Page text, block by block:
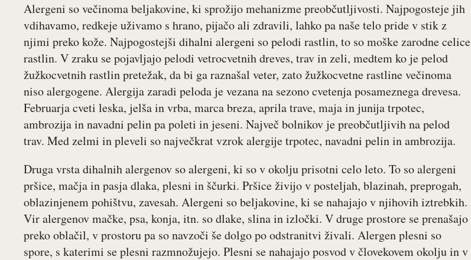
Alergeni so večinoma beljakovine, ki sprožijo mehanizme preobčutljivosti. Najpogosteje jih
vdihavamo, redkeje uživamo s hrano, pijačo ali zdravili, lahko pa naše telo pride v stik z
njimi preko kože. Najpogostejši dihalni alergeni so pelodi rastlin, to so moške zarodne celice
rastlin. V zraku se pojavljajo pelodi vetrocvetnih dreves, trav in zeli, medtem ko je pelod
žužkocvetnih rastlin pretežak, da bi ga raznašal veter, zato žužkocvetne rastline večinoma
niso alergogene. Alergija zaradi peloda je vezana na sezono cvetenja posameznega drevesa.
Februarja cveti leska, jelša in vrba, marca breza, aprila trave, maja in junija trpotec,
ambrozija in navadni pelin pa poleti in jeseni. Največ bolnikov je preobčutljivih na pelod
trav. Med zelmi in pleveli so največkrat vzrok alergije trpotec, navadni pelin in ambrozija.
Druga vrsta dihalnih alergenov so alergeni, ki so v okolju prisotni celo leto. To so alergeni
pršice, mačja in pasja dlaka, plesni in ščurki. Pršice živijo v posteljah, blazinah, preprogah,
oblazinjenem pohištvu, zavesah. Alergeni so beljakovine, ki se nahajajo v njihovih iztrebkih.
Vir alergenov mačke, psa, konja, itn. so dlake, slina in izločki. V druge prostore se prenašajo
preko oblačil, v prostoru pa so navzoči še dolgo po odstranitvi živali. Alergen plesni so
spore, s katerimi se plesni razmnožujejo. Plesni se nahajajo posvod v človekovem okolju in v